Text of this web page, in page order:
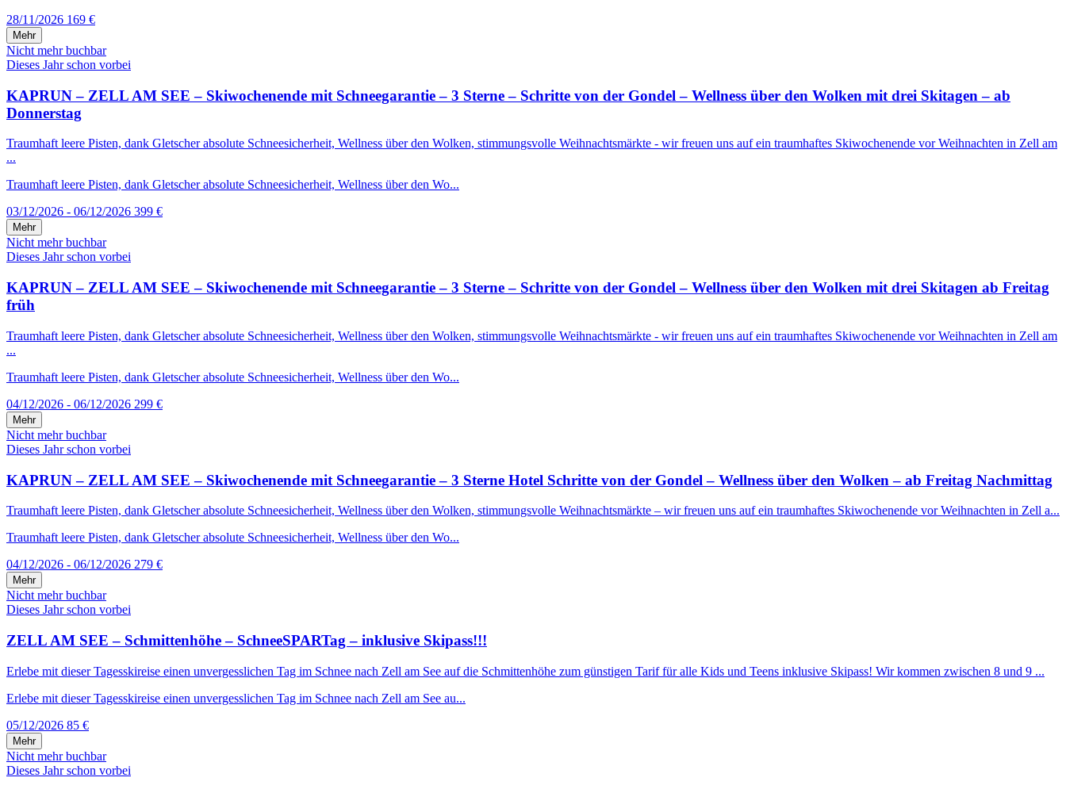
28/11/2026 169 €
Mehr
Nicht mehr buchbar
Dieses Jahr schon vorbei
KAPRUN – ZELL AM SEE – Skiwochenende mit Schneegarantie – 3 Sterne – Schritte von der Gondel – Wellness über den Wolken mit drei Skitagen – ab
Donnerstag
Traumhaft leere Pisten, dank Gletscher absolute Schneesicherheit, Wellness über den Wolken, stimmungsvolle Weihnachtsmärkte - wir freuen uns auf ein traumhaftes Skiwochenende vor Weihnachten in Zell am
...
Traumhaft leere Pisten, dank Gletscher absolute Schneesicherheit, Wellness über den Wo...
03/12/2026 - 06/12/2026 399 €
Mehr
Nicht mehr buchbar
Dieses Jahr schon vorbei
KAPRUN – ZELL AM SEE – Skiwochenende mit Schneegarantie – 3 Sterne – Schritte von der Gondel – Wellness über den Wolken mit drei Skitagen ab Freitag
früh
Traumhaft leere Pisten, dank Gletscher absolute Schneesicherheit, Wellness über den Wolken, stimmungsvolle Weihnachtsmärkte - wir freuen uns auf ein traumhaftes Skiwochenende vor Weihnachten in Zell am
...
Traumhaft leere Pisten, dank Gletscher absolute Schneesicherheit, Wellness über den Wo...
04/12/2026 - 06/12/2026 299 €
Mehr
Nicht mehr buchbar
Dieses Jahr schon vorbei
KAPRUN – ZELL AM SEE – Skiwochenende mit Schneegarantie – 3 Sterne Hotel Schritte von der Gondel – Wellness über den Wolken – ab Freitag Nachmittag
Traumhaft leere Pisten, dank Gletscher absolute Schneesicherheit, Wellness über den Wolken, stimmungsvolle Weihnachtsmärkte – wir freuen uns auf ein traumhaftes Skiwochenende vor Weihnachten in Zell a...
Traumhaft leere Pisten, dank Gletscher absolute Schneesicherheit, Wellness über den Wo...
04/12/2026 - 06/12/2026 279 €
Mehr
Nicht mehr buchbar
Dieses Jahr schon vorbei
ZELL AM SEE – Schmittenhöhe – SchneeSPARTag – inklusive Skipass!!!
Erlebe mit dieser Tagesskireise einen unvergesslichen Tag im Schnee nach Zell am See auf die Schmittenhöhe zum günstigen Tarif für alle Kids und Teens inklusive Skipass! Wir kommen zwischen 8 und 9 ...
Erlebe mit dieser Tagesskireise einen unvergesslichen Tag im Schnee nach Zell am See au...
05/12/2026 85 €
Mehr
Nicht mehr buchbar
Dieses Jahr schon vorbei